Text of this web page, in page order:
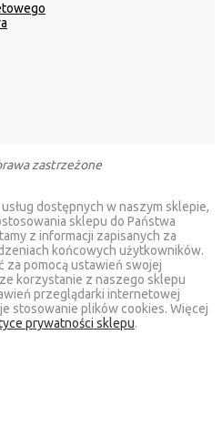
zastrzeżone
dostępnych w naszym sklepie,
sklepu do Państwa
z informacji zapisanych za
końcowych użytkowników.
za pomocą ustawień swojej
korzystanie z naszego sklepu
przeglądarki internetowej
stosowanie plików cookies. Więcej
prywatności sklepu.